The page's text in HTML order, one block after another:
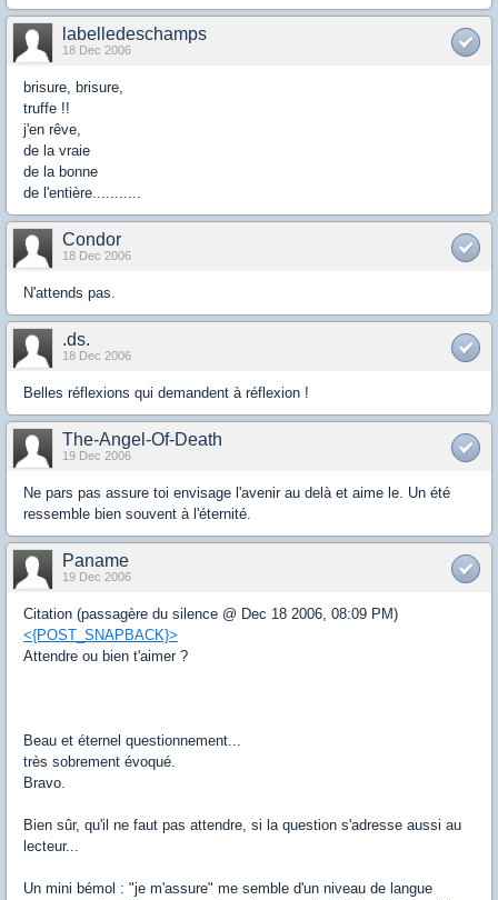
labelledeschamps
18 Dec 2006
brisure, brisure,
truffe !!
j'en rêve,
de la vraie
de la bonne
de l'entière...........
Condor
18 Dec 2006
N'attends pas.
.ds.
18 Dec 2006
Belles réflexions qui demandent à réflexion !
The-Angel-Of-Death
19 Dec 2006
Ne pars pas assure toi envisage l'avenir au delà et aime le. Un été
ressemble bien souvent à l'éternité.
Paname
19 Dec 2006
Citation (passagère du silence @ Dec 18 2006, 08:09 PM)
<{POST_SNAPBACK}>
Attendre ou bien t'aimer ?
Beau et éternel questionnement...
très sobrement évoqué.
Bravo.
Bien sûr, qu'il ne faut pas attendre, si la question s'adresse aussi au
lecteur...
Un mini bémol : "je m'assure" me semble d'un niveau de langue